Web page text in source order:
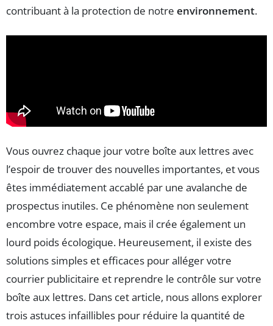
contribuant à la protection de notre environnement.
Vous ouvrez chaque jour votre boîte aux lettres avec
l’espoir de trouver des nouvelles importantes, et vous
êtes immédiatement accablé par une avalanche de
prospectus inutiles. Ce phénomène non seulement
encombre votre espace, mais il crée également un
lourd poids écologique. Heureusement, il existe des
solutions simples et efficaces pour alléger votre
courrier publicitaire et reprendre le contrôle sur votre
boîte aux lettres. Dans cet article, nous allons explorer
trois astuces infaillibles pour réduire la quantité de